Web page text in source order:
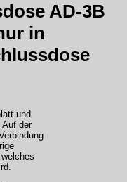
AD-3B
in
und
der